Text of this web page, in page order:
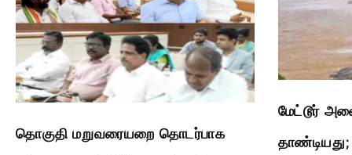
தொகுதி மறுவரையறை தொடர்பாக
மேட்டூர்
தாண்டியது;